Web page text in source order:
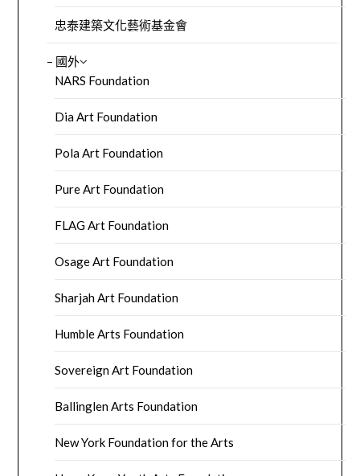
忠泰建築文化藝術基金會
– 國外
NARS Foundation
Dia Art Foundation
Pola Art Foundation
Pure Art Foundation
FLAG Art Foundation
Osage Art Foundation
Sharjah Art Foundation
Humble Arts Foundation
Sovereign Art Foundation
Ballinglen Arts Foundation
New York Foundation for the Arts